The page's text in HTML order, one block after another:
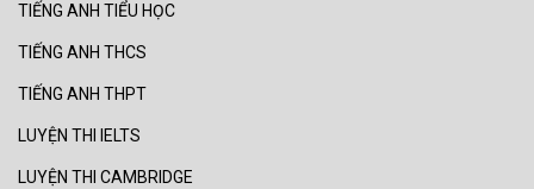
TIẾNG ANH TIỂU HỌC
TIẾNG ANH THCS
TIẾNG ANH THPT
LUYỆN THI IELTS
LUYỆN THI CAMBRIDGE